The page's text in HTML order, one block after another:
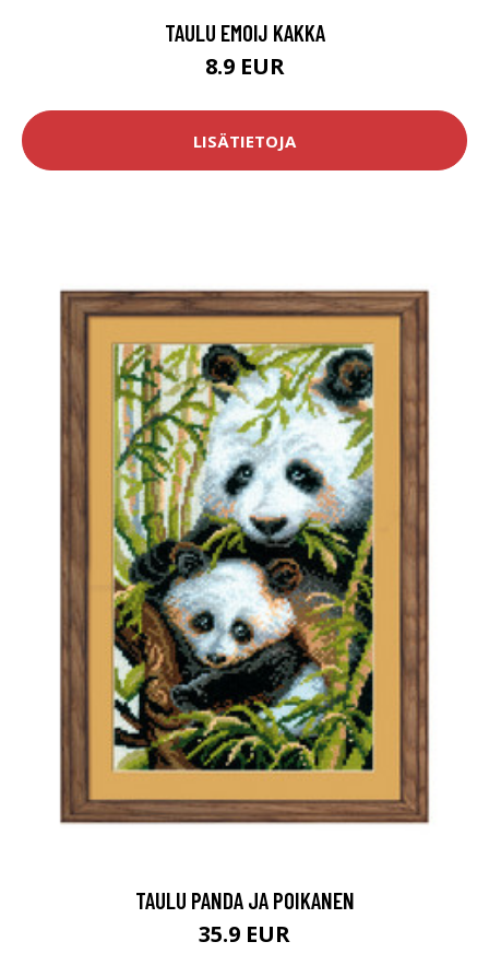
TAULU EMOIJ KAKKA
8.9 EUR
LISÄTIETOJA
TAULU PANDA JA POIKANEN
35.9 EUR